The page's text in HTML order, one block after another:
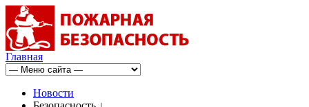
Главная
Новости